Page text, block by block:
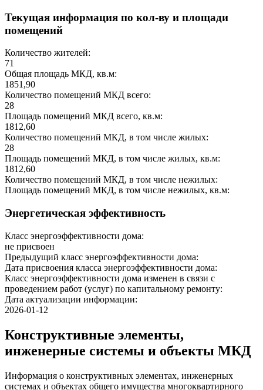
Текущая информация по кол-ву и площади
помещений
Количество жителей:
71
Общая площадь МКД, кв.м:
1851,90
Количество помещений МКД всего:
28
Площадь помещений МКД всего, кв.м:
1812,60
Количество помещений МКД, в том числе жилых:
28
Площадь помещений МКД, в том числе жилых, кв.м:
1812,60
Количество помещений МКД, в том числе нежилых:
Площадь помещений МКД, в том числе нежилых, кв.м:
Энергетическая эффективность
Класс энергоэффективности дома:
не присвоен
Предыдущий класс энергоэффективности дома:
Дата присвоения класса энергоэффективности дома:
Класс энергоэффективности дома изменен в связи с
проведением работ (услуг) по капитальному ремонту:
Дата актуализации информации:
2026-01-12
Конструктивные элементы,
инженерные системы и объекты МКД
Информация о конструктивных элементах, инженерных
системах и объектах общего имущества многоквартирного